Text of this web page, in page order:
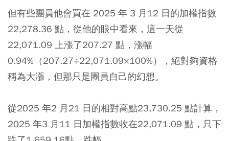
但有些團員他會買在 2025 年 3 月12 日的加權指數
22,278.36 點，從他的眼中看來，這一天從
22,071.09 上漲了207.27 點，漲幅
0.94%（207.27÷22,071.09×100%），絕對夠資格
稱為大漲，但那只是團員自己的幻想。
從2025 年2 月21 日的相對高點23,730.25 點計算，
2025 年3 月11 日加權指數收在22,071.09 點，只下